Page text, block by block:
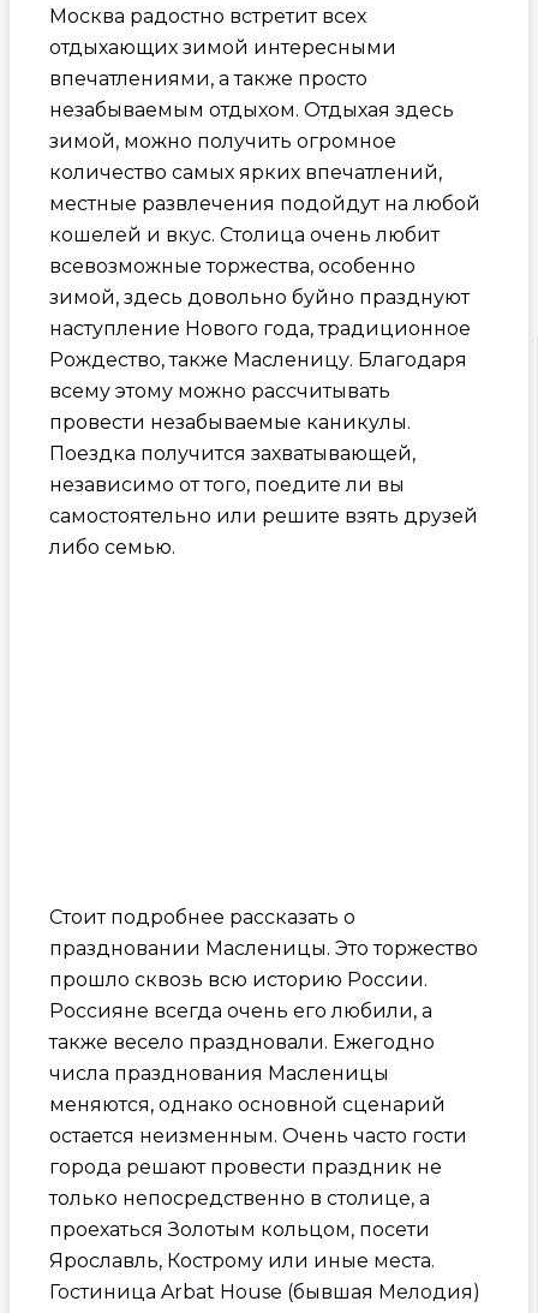
Москва радостно встретит всех
отдыхающих зимой интересными
впечатлениями, а также просто
незабываемым отдыхом. Отдыхая здесь
зимой, можно получить огромное
количество самых ярких впечатлений,
местные развлечения подойдут на любой
кошелей и вкус. Столица очень любит
всевозможные торжества, особенно
зимой, здесь довольно буйно празднуют
наступление Нового года, традиционное
Рождество, также Масленицу. Благодаря
всему этому можно рассчитывать
провести незабываемые каникулы.
Поездка получится захватывающей,
независимо от того, поедите ли вы
самостоятельно или решите взять друзей
либо семью.
Стоит подробнее рассказать о
праздновании Масленицы. Это торжество
прошло сквозь всю историю России.
Россияне всегда очень его любили, а
также весело праздновали. Ежегодно
числа празднования Масленицы
меняются, однако основной сценарий
остается неизменным. Очень часто гости
города решают провести праздник не
только непосредственно в столице, а
проехаться Золотым кольцом, посети
Ярославль, Кострому или иные места.
Гостиница Arbat House (бывшая Мелодия)